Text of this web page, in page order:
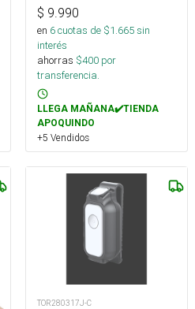
$ 9.990
en 6cuotas de $1.665sin
interés
ahorras $400 por
transferencia.
LLEGA MAÑANA✔️TIENDA
APOQUINDO
+5 Vendidos
TOR280317J-C